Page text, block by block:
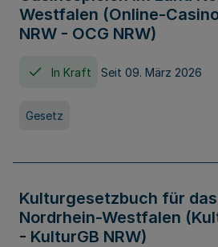
Westfalen (Online-
NRW - OCG NRW)
In Kraft Seit 09. März 2026
Gesetz
Kulturgesetzbuch für
Nordrhein-Westfalen
- KulturGB NRW)